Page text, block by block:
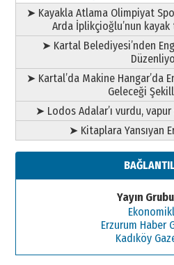
➤ Kayakla Atlama Olimpiyat
Arda İplikçioğlu’nun kayak
➤ Kartal Belediyesi’nden
➤ Kartal’da Makine Hangar’da
Geleceği
➤ Lodos Adalar’ı vurdu,
➤ Kitaplara Yansıyan
Yayın
Erzurum Haber
Kadıköy